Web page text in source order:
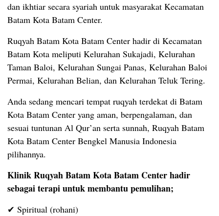
dan ikhtiar secara syariah untuk masyarakat Kecamatan
Batam Kota Batam Center.
Ruqyah Batam Kota Batam Center hadir di Kecamatan
Batam Kota meliputi Kelurahan Sukajadi, Kelurahan
Taman Baloi, Kelurahan Sungai Panas, Kelurahan Baloi
Permai, Kelurahan Belian, dan Kelurahan Teluk Tering.
Anda sedang mencari tempat ruqyah terdekat di Batam
Kota Batam Center yang aman, berpengalaman, dan
sesuai tuntunan Al Qur’an serta sunnah, Ruqyah Batam
Kota Batam Center Bengkel Manusia Indonesia
pilihannya.
Klinik Ruqyah Batam Kota Batam Center hadir
sebagai terapi untuk membantu pemulihan;
✔ Spiritual (rohani)